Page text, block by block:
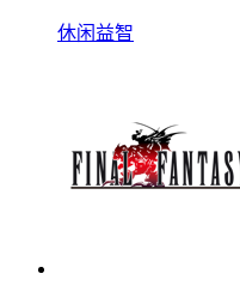
异、关卡丰富的冒险解谜